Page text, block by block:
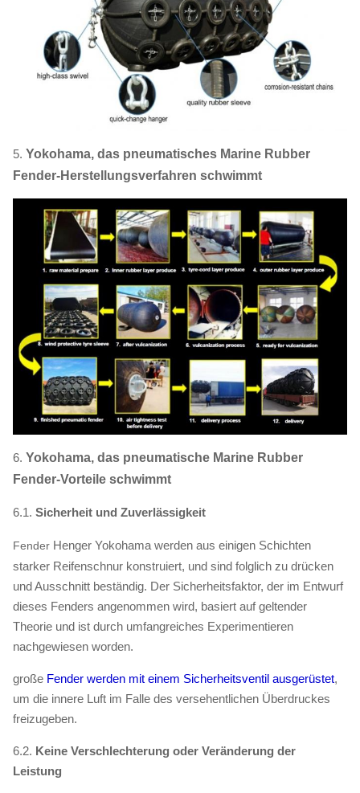
5. Yokohama, das pneumatisches Marine Rubber
Fender-Herstellungsverfahren schwimmt
6. Yokohama, das pneumatische Marine Rubber
Fender-Vorteile schwimmt
6.1. Sicherheit und Zuverlässigkeit
Fender Henger Yokohama werden aus einigen Schichten
starker Reifenschnur konstruiert, und sind folglich zu drücken
und Ausschnitt beständig. Der Sicherheitsfaktor, der im Entwurf
dieses Fenders angenommen wird, basiert auf geltender
Theorie und ist durch umfangreiches Experimentieren
nachgewiesen worden.
große Fender werden mit einem Sicherheitsventil ausgerüstet,
um die innere Luft im Falle des versehentlichen Überdruckes
freizugeben.
6.2. Keine Verschlechterung oder Veränderung der
Leistung